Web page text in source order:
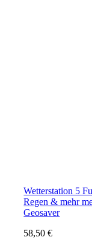
Wetterstation 5
Regen & mehr
Geosaver
58,50€